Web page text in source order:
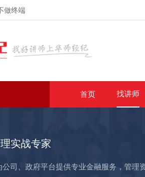
做终端
首页 找讲师
实战专家
司、政府平台提供专业金融服务，管理